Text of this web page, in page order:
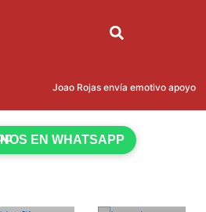
Joao Rojas envía emotivo apoyo a
EN WHATSAPP
12 de
12 de